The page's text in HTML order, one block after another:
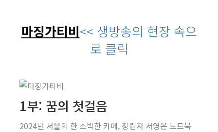
마징가티비<< 생방송의 현장 속으
로 클릭
1부: 꿈의 첫걸음
2024년 서울의 한 소박한 카페, 창립자 서영은 노트북